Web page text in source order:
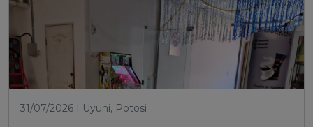
31/07/2026 | Uyuni, Potosi